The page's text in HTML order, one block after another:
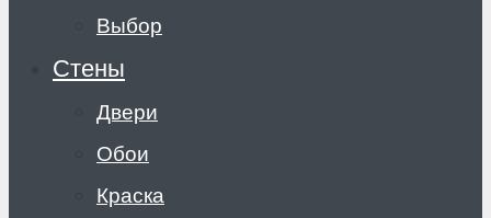
Выбор
Стены
Двери
Обои
Краска